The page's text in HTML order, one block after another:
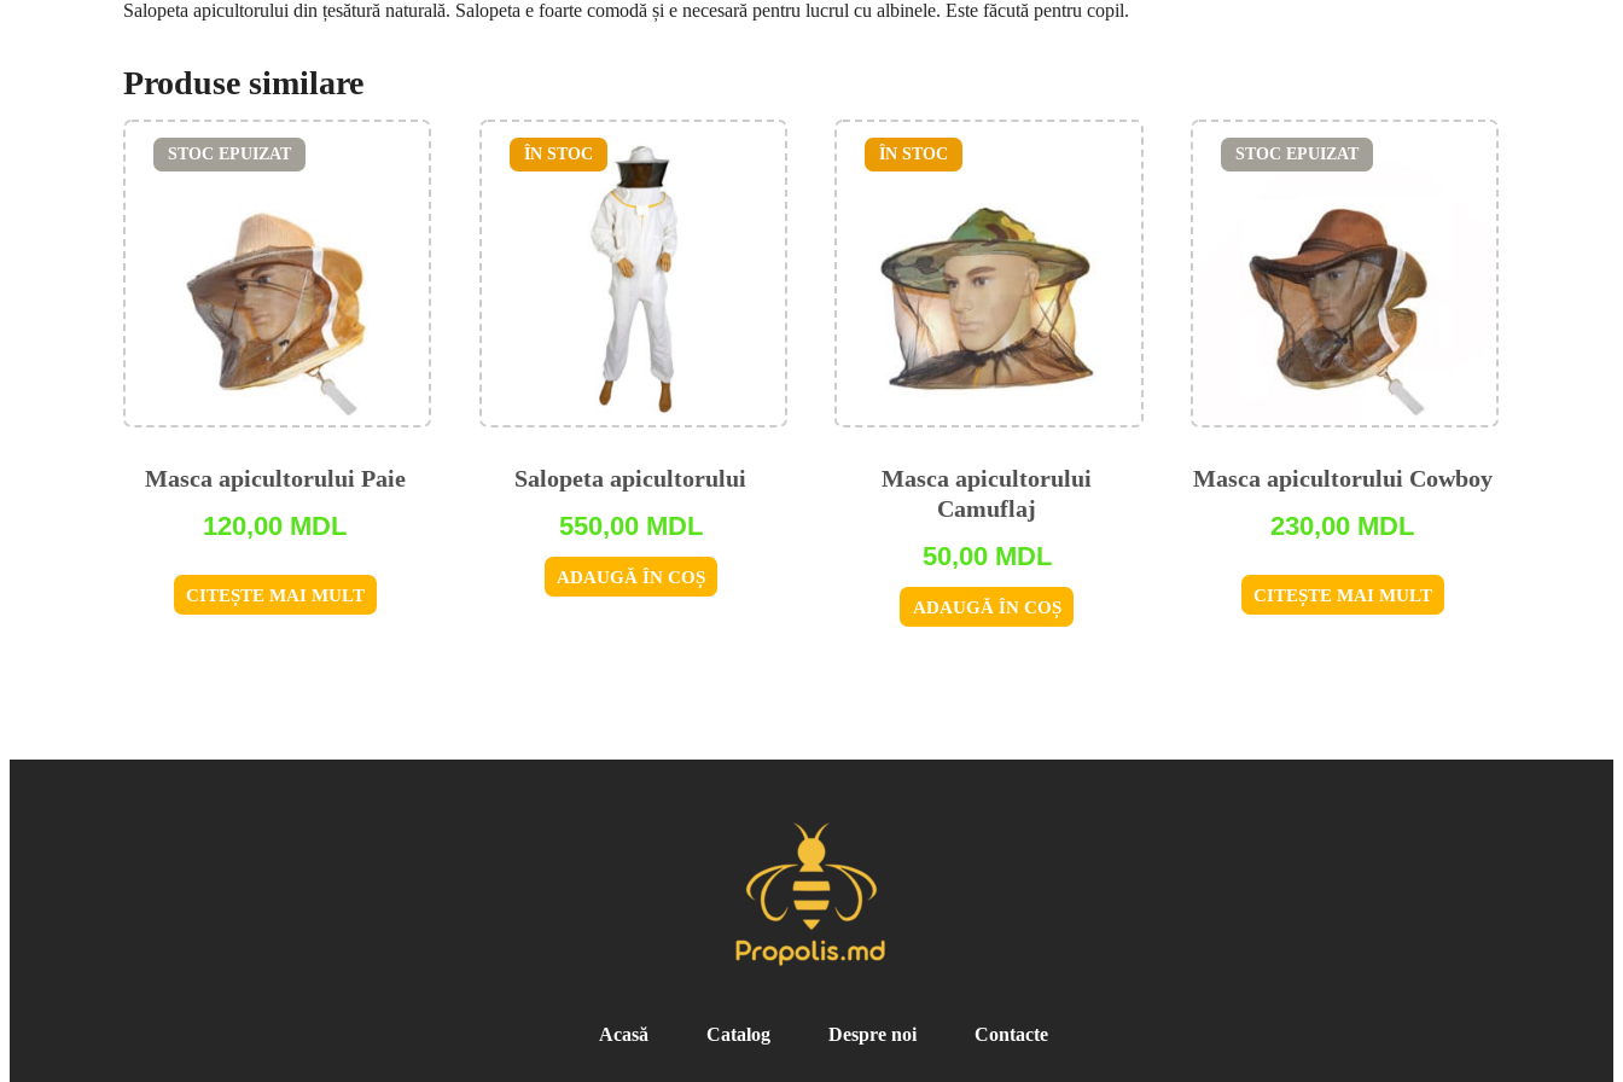
Salopeta apicultorului din țesătură naturală. Salopeta e foarte comodă și e necesară pentru lucrul cu albinele. Este făcută pentru copil.
Produse similare
Masca apicultorului Paie
120,00 MDL
CITEȘTE MAI MULT
STOC EPUIZAT
Salopeta apicultorului
550,00 MDL
ADAUGĂ ÎN COȘ
ÎN STOC
Masca apicultorului
Camuflaj
50,00 MDL
ADAUGĂ ÎN COȘ
ÎN STOC
Masca apicultorului Cowboy
230,00 MDL
CITEȘTE MAI MULT
STOC EPUIZAT
Acasă Catalog Despre noi Contacte